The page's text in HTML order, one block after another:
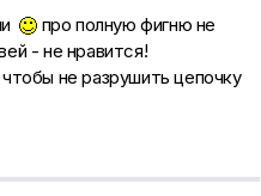
про полную фигню не
- не нравится!
не разрушить цепочку